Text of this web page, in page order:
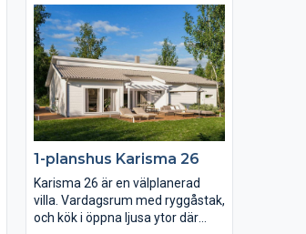
rikligt med ljusinsläpp och ett
härligt öppet ryggåstak som
sträcker sig genom hela rummet.
Med entrén på gaveln och
mängder av fönsterpartier längs
ena långsidan är Karisma 22 ritat
för er med vacker utsikt över
skog och mark, vattendrag eller
varför inte en fantastiskt mysig
trädgård?
1-planshus Karisma 26
Karisma 26 är en välplanerad
villa. Vardagsrum med ryggåstak,
och kök i öppna ljusa ytor där